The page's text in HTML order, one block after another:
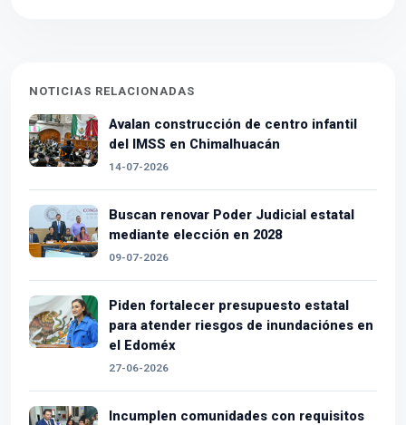
NOTICIAS RELACIONADAS
Avalan construcción de centro infantil
del IMSS en Chimalhuacán
14-07-2026
Buscan renovar Poder Judicial estatal
mediante elección en 2028
09-07-2026
Piden fortalecer presupuesto estatal
para atender riesgos de inundaciónes en
el Edoméx
27-06-2026
Incumplen comunidades con requisitos